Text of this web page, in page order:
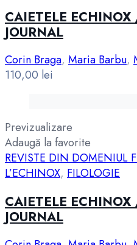
CAIETELE
JOURNAL
Corin Braga, Maria Barbu,
110,00 lei
Previzualizare
Adaugă la favorite
REVISTE DIN DOMENIUL
L’ECHINOX, FILOLOGIE
CAIETELE
JOURNAL